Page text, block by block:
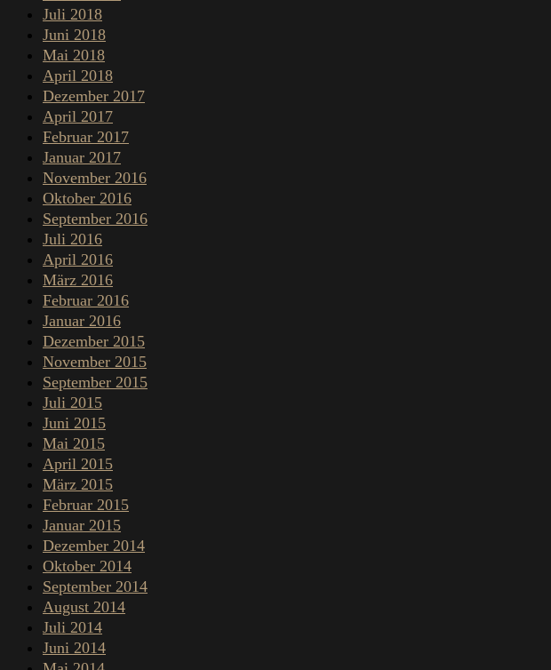
Juli 2018
Juni 2018
Mai 2018
April 2018
Dezember 2017
April 2017
Februar 2017
Januar 2017
November 2016
Oktober 2016
September 2016
Juli 2016
April 2016
März 2016
Februar 2016
Januar 2016
Dezember 2015
November 2015
September 2015
Juli 2015
Juni 2015
Mai 2015
April 2015
März 2015
Februar 2015
Januar 2015
Dezember 2014
Oktober 2014
September 2014
August 2014
Juli 2014
Juni 2014